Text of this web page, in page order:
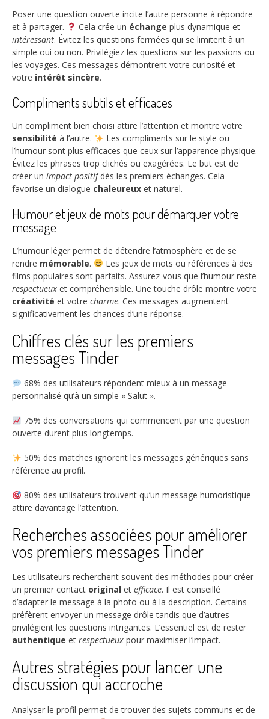
Poser une question ouverte incite l’autre personne à répondre
et à partager.
Cela crée un échange plus dynamique et
intéressant. Évitez les questions fermées qui se limitent à un
simple oui ou non. Privilégiez les questions sur les passions ou
les voyages. Ces messages démontrent votre curiosité et
votre intérêt sincère.
Compliments subtils et efficaces
Un compliment bien choisi attire l’attention et montre votre
sensibilité à l’autre.
Les compliments sur le style ou
l’humour sont plus efficaces que ceux sur l’apparence physique.
Évitez les phrases trop clichés ou exagérées. Le but est de
créer un impact positifdès les premiers échanges. Cela
favorise un dialogue chaleureux et naturel.
Humour et jeux de mots pour démarquer votre
message
L’humour léger permet de détendre l’atmosphère et de se
rendre mémorable.
Les jeux de mots ou références à des
films populaires sont parfaits. Assurez-vous que l’humour reste
respectueux et compréhensible. Une touche drôle montre votre
créativité et votre charme. Ces messages augmentent
significativement les chances d’une réponse.
Chiffres clés sur les premiers
messages Tinder
68% des utilisateurs répondent mieux à un message
personnalisé qu’à un simple « Salut ».
75% des conversations qui commencent par une question
ouverte durent plus longtemps.
50% des matches ignorent les messages génériques sans
référence au profil.
80% des utilisateurs trouvent qu’un message humoristique
attire davantage l’attention.
Recherches associées pour améliorer
vos premiers messages Tinder
Les utilisateurs recherchent souvent des méthodes pour créer
un premier contact original et efficace. Il est conseillé
d’adapter le message à la photo ou à la description. Certains
préfèrent envoyer un message drôle tandis que d’autres
privilégient les questions intrigantes. L’essentiel est de rester
authentique et respectueux pour maximiser l’impact.
Autres stratégies pour lancer une
discussion qui accroche
Analyser le profil permet de trouver des sujets communs et de